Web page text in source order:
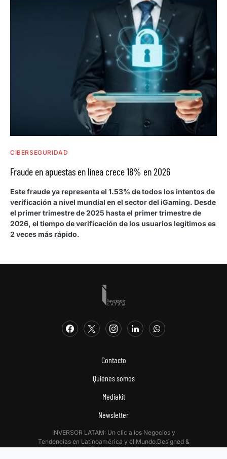
CIBERSEGURIDAD
Fraude en apuestas en línea crece 18% en 2026
Este fraude ya representa el 1.53% de todos los intentos de
verificación a nivel mundial en el sector del iGaming. Desde
el primer trimestre de 2025 hasta el primer trimestre de
2026, el tiempo de verificación de los usuarios legítimos es
2 veces más rápido.
Contacto
Quiénes somos
Mediakit
Newsletter
INVERSOR LATAM: Un clic a los Negocios y
Tendencias en Latinoamérica y el Mundo.Designed &